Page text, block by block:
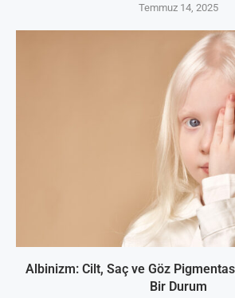
Temmuz 14, 2025
Albinizm: Cilt, Saç ve Göz
Bir Durum